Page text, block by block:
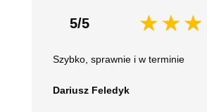
5/5
Szybko, sprawnie i w terminie
Dariusz Feledyk